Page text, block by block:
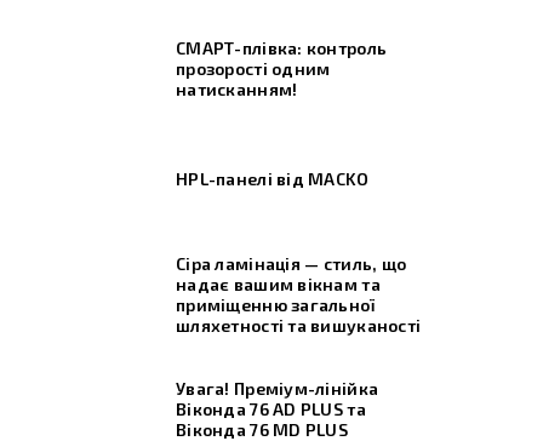
СМАРТ-плівка: контроль
прозорості одним
натисканням!
HPL-панелі від MACKO
Сіра ламінація — стиль, що
надає вашим вікнам та
приміщенню загальної
шляхетності та вишуканості
Увага! Преміум-лінійка
Віконда 76 AD PLUS та
Віконда 76 МD PLUS